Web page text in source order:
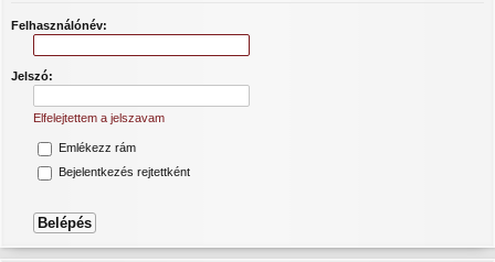
Felhasználónév:
Jelszó:
Elfelejtettem a jelszavam
Emlékezz rám
Bejelentkezés rejtettként